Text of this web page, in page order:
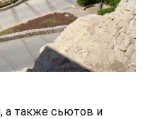
а также сьютов и